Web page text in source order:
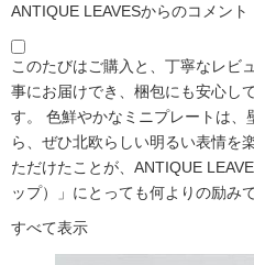
ANTIQUE LEAVESからのコメント
このたびはご購入と、丁寧なレ
事にお届けでき、梱包にも安心し
す。 色鮮やかなミニプレートは
ら、ぜひ北欧らしい明るい表情を
ただけたことが、ANTIQUE
ップ）」にとっても何よりの励み
すべて表示